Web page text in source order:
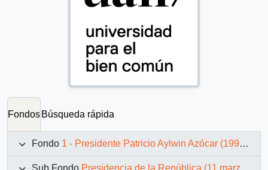
Fondos Búsqueda rápida
Fondo 1 - Presidente Patricio Aylwin Azócar (1990-1994)